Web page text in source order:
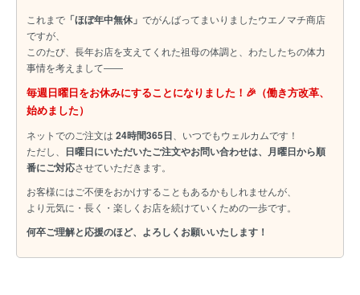
これまで 「ほぼ年中無休」 でがんばってまいりましたウエノマチ商店
ですが、
このたび、長年お店を支えてくれた祖母の体調と、わたしたちの体力
事情を考えまして――
毎週日曜日をお休みにすることになりました！🎉（働き方改革、
始めました）
ネットでのご注文は 24時間365日 、いつでもウェルカムです！
ただし、
日曜日にいただいたご注文やお問い合わせは、月曜日から順
番にご対応させていただきます。
お客様にはご不便をおかけすることもあるかもしれませんが、
より元気に・長く・楽しくお店を続けていくための一歩です。
何卒ご理解と応援のほど、よろしくお願いいたします！